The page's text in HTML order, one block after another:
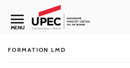
Aller au contenu
Navigation secondaire
MENU
FORMATION LMD